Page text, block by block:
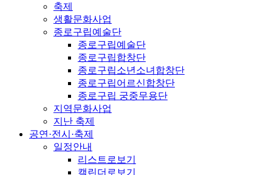
축제
생활문화사업
종로구립예술단
종로구립예술단
종로구립합창단
종로구립소년소녀합창단
종로구립어르신합창단
종로구립 궁중무용단
지역문화사업
지난 축제
공연·전시·축제
일정안내
리스트로보기
캘린더로보기